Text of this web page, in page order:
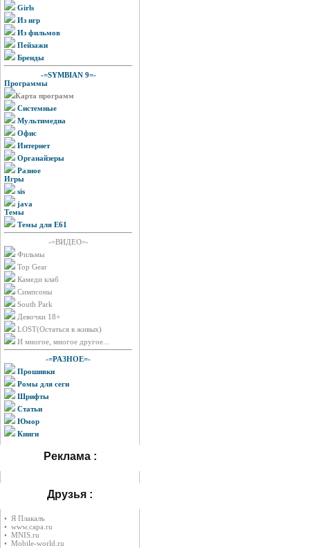
Girls
Из игр
Из фильмов
Пейзажи
Бренды
-=SYMBIAN 9=-
Программы
Карта программ
Системные
Мультимедиа
Офис
Интернет
Органайзеры
Разное
Игры
sis
java
Темы
Темы для E61
-=ВИДЕО=-
Фильмы
Top Gear
Камеди клаб
Симпсоны
South Park
Девочки 18+
LOST(Остаться в живых)
И многое, многое другое...
-=РАЗНОЕ=-
Прошивки
Ромы для сеги
Шрифты
Статьи
Юмор
Книги
Реклама :
Друзья :
• Я Плакалъ
• www.capa.ru
• MNIS.ru
• Mobile-world.ru